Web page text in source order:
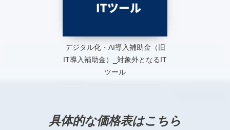
デジタル化・AI導入補助金（旧
IT導入補助金）_対象外となるIT
ツール
具体的な価格表はこちら